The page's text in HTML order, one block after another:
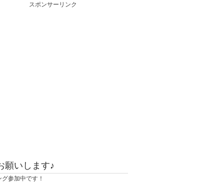
スポンサーリンク
願いします♪
参加中です！